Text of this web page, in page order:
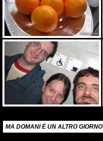
MA DOMANI È UN ALTRO GIORNO